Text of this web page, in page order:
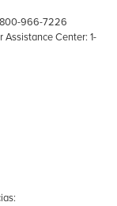
800-966-7226
Assistance Center: 1-